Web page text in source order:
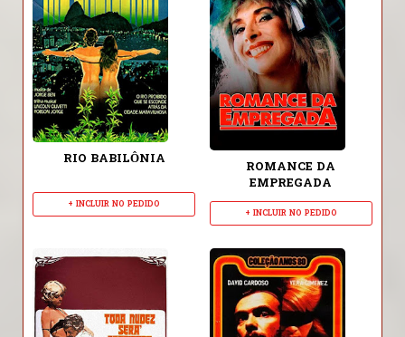
RIO BABILÔNIA
+ INCLUIR NO PEDIDO
ROMANCE DA
EMPREGADA
+ INCLUIR NO PEDIDO